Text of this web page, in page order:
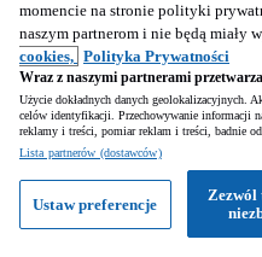
Liebherr 317
Gąsienica Liebherr 317
2004
momencie na stronie polityki
naszym partnerom i nie będą miały
cookies, Polityka Prywatności
Wraz z naszymi partnerami
Użycie dokładnych danych geolokalizacyjnych.
celów identyfikacji. Przechowywanie informacji
reklamy i treści, pomiar reklam i treści, badnie
Lista partnerów (dostawców)
Zezwól
Ustaw preferencje